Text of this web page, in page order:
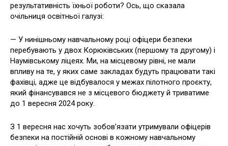
результативність їхньої роботи? Ось, що сказала
очільниця освітньої галузі:
— У нинішньому навчальному році офіцери безпеки
перебувають у двох Корюківських (першому та другому) і
Наумівському ліцеях. Ми, на місцевому рівні, не мали
впливу на те, у яких саме закладах будуть працювати такі
фахівці, адже це відбувалося у межах пілотного проєкту,
який фінансувався не з місцевого бюджету й триватиме
до 1 вересня 2024 року.
З 1 вересня нас хочуть зобов’язати утримували офіцерів
безпеки на постійній основі в кожному навчальному